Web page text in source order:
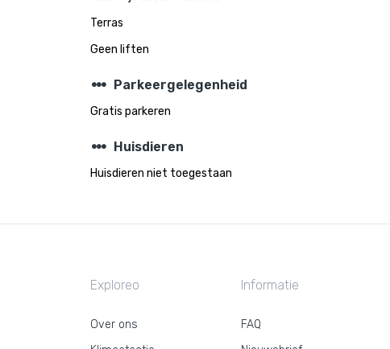
Terras
Geen liften
steppers Parkeergelegenheid
Gratis parkeren
steppers Huisdieren
Huisdieren niet toegestaan
Exploreo
Over ons
Informatie
FAQ